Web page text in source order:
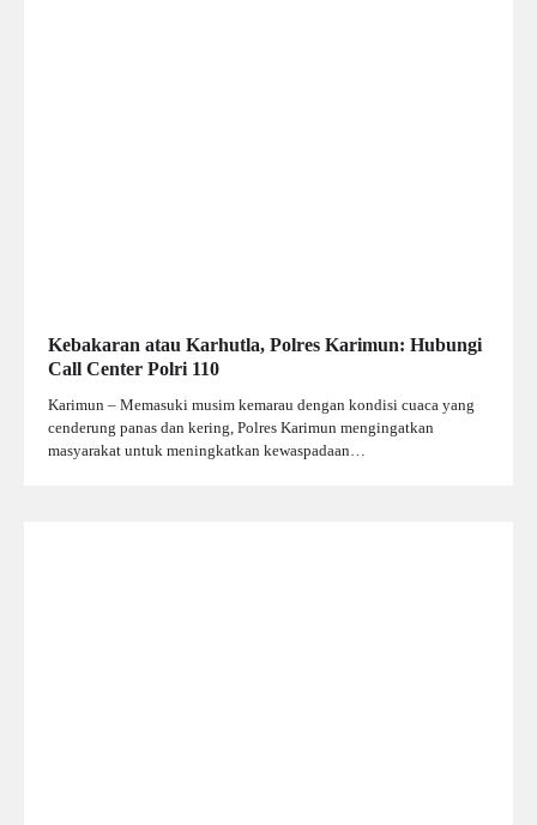
Kebakaran atau Karhutla, Polres Karimun: Hubungi
Call Center Polri 110
Karimun – Memasuki musim kemarau dengan kondisi cuaca yang
cenderung panas dan kering, Polres Karimun mengingatkan
masyarakat untuk meningkatkan kewaspadaan…